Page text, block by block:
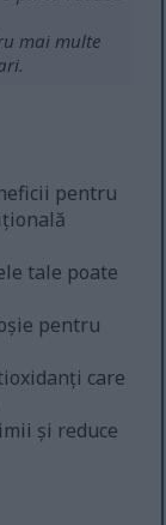
mai multe
pentru
tale poate
pentru
care
și reduce